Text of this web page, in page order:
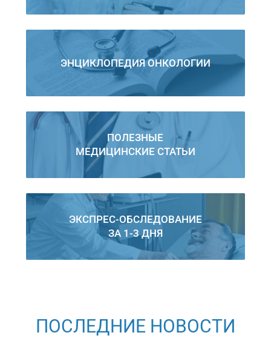
ЭНЦИКЛОПЕДИЯ ОНКОЛОГИИ
ПОЛЕЗНЫЕ
МЕДИЦИНСКИЕ СТАТЬИ
ЭКСПРЕС-ОБСЛЕДОВАНИЕ
ЗА 1-3 ДНЯ
ПОСЛЕДНИЕ НОВОСТИ